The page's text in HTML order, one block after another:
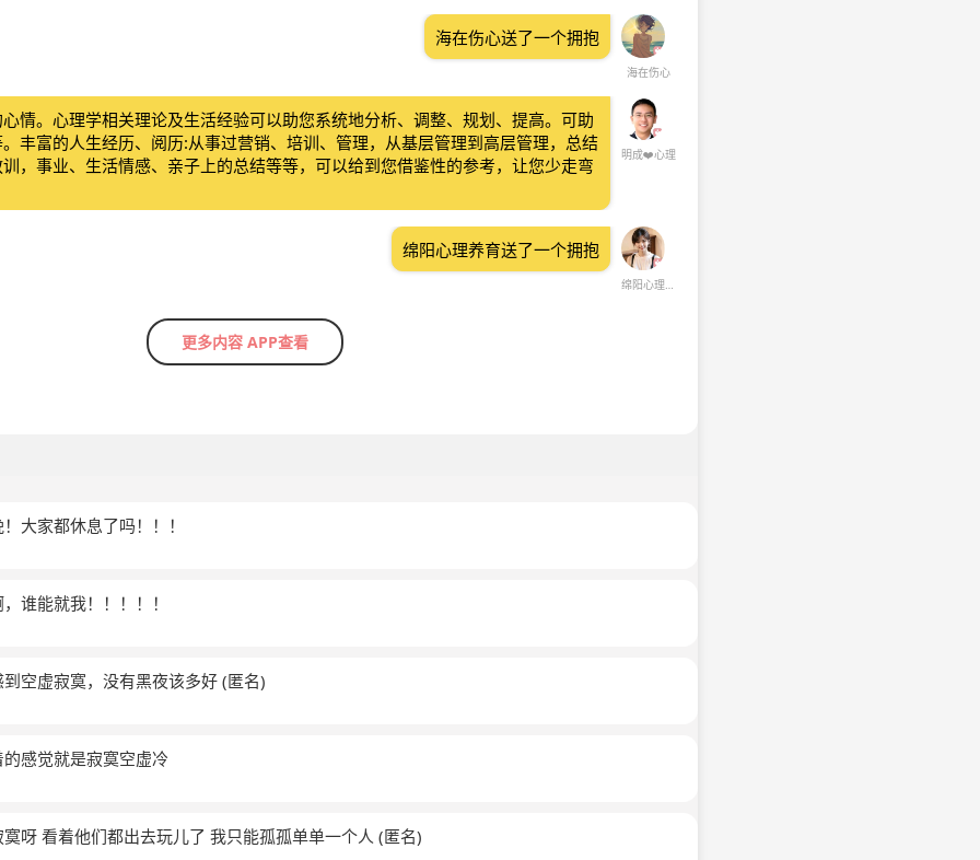
海在伤心
海在伤心送了一个拥抱
明成❤️心理
情。心理学相关理论及生活经验可以助您系统地分析、调整、规划、提高。可助
丰富的人生经历、阅历:从事过营销、培训、管理，从基层管理到高层管理，总结
，事业、生活情感、亲子上的总结等等，可以给到您借鉴性的参考，让您少走弯
绵阳心理养育
绵阳心理养育送了一个拥抱
更多内容 APP查看
大家都休息了吗！！！
谁能就我！！！！！
空虚寂寞，没有黑夜该多好 (匿名)
感觉就是寂寞空虚冷
呀 看着他们都出去玩儿了 我只能孤孤单单一个人 (匿名)